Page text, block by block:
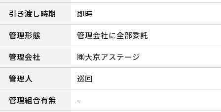
引き渡し時期
即時
管理形態
管理会社に全部委託
管理会社
㈱大京アステージ
管理人
巡回
管理組合有無
-